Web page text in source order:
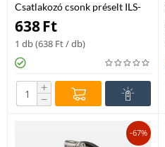
Csatlakozó csonk préselt ILS-
400
638Ft
1 db (638 Ft/ db)
+
−
-67%